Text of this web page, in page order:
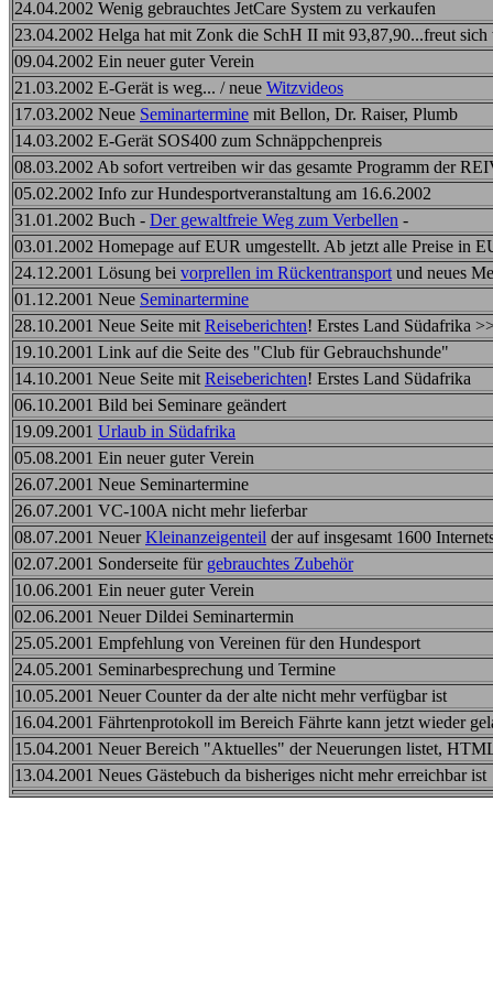
24.04.2002 Wenig gebrauchtes JetCare System zu verkaufen
23.04.2002 Helga hat mit Zonk die SchH II mit 93,87,90...freut
09.04.2002 Ein neuer guter Verein
21.03.2002 E-Gerät is weg... / neue Witzvideos
17.03.2002 Neue Seminartermine mit Bellon, Dr. Raiser, Plumb
14.03.2002 E-Gerät SOS400 zum Schnäppchenpreis
08.03.2002 Ab sofort vertreiben wir das gesamte Programm der
05.02.2002 Info zur Hundesportveranstaltung am 16.6.2002
31.01.2002 Buch - Der gewaltfreie Weg zum Verbellen -
03.01.2002 Homepage auf EUR umgestellt. Ab jetzt alle Preise in
24.12.2001 Lösung bei vorprellen im Rückentransport und neues
01.12.2001 Neue Seminartermine
28.10.2001 Neue Seite mit Reiseberichten! Erstes Land Südafrika
19.10.2001 Link auf die Seite des "Club für Gebrauchshunde"
14.10.2001 Neue Seite mit Reiseberichten! Erstes Land Südafrika
06.10.2001 Bild bei Seminare geändert
19.09.2001 Urlaub in Südafrika
05.08.2001 Ein neuer guter Verein
26.07.2001 Neue Seminartermine
26.07.2001 VC-100A nicht mehr lieferbar
08.07.2001 Neuer Kleinanzeigenteil der auf insgesamt 1600
02.07.2001 Sonderseite für gebrauchtes Zubehör
10.06.2001 Ein neuer guter Verein
02.06.2001 Neuer Dildei Seminartermin
25.05.2001 Empfehlung von Vereinen für den Hundesport
24.05.2001 Seminarbesprechung und Termine
10.05.2001 Neuer Counter da der alte nicht mehr verfügbar ist
16.04.2001 Fährtenprotokoll im Bereich Fährte kann jetzt wieder
15.04.2001 Neuer Bereich "Aktuelles" der Neuerungen listet,
13.04.2001 Neues Gästebuch da bisheriges nicht mehr erreichbar ist